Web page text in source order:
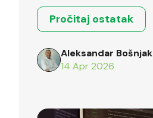
Pročitaj ostatak
Aleksandar Bošnjak
14 Apr 2026